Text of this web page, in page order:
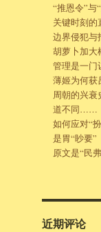
“推恩令”与
关键时刻的
边界侵犯与
胡萝卜加大
管理是一门
薄姬为何获
周朝的兴衰
道不同……
如何应对“
是胃“眇要”
原文是“民
近期评论